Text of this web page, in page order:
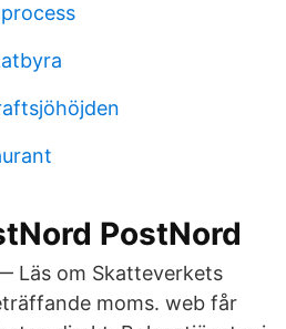
PostNord
Läs om Skatteverkets
moms. web får